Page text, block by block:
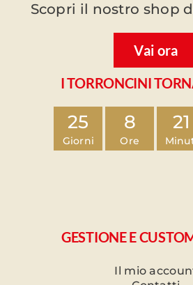
Scopri il nostro shop
Vai ora
I TORRONCINI
25
Giorni
8
Ore
21
GESTIONE E
Il mio